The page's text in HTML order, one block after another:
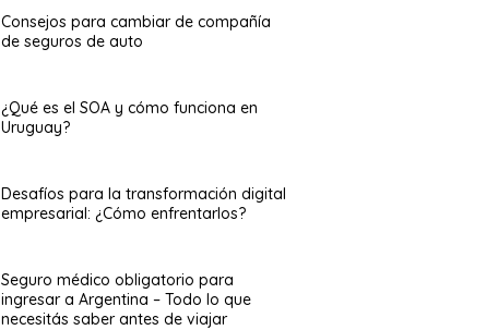
Consejos para cambiar de compañía
de seguros de auto
¿Qué es el SOA y cómo funciona en
Uruguay?
Desafíos para la transformación digital
empresarial: ¿Cómo enfrentarlos?
Seguro médico obligatorio para
ingresar a Argentina – Todo lo que
necesitás saber antes de viajar